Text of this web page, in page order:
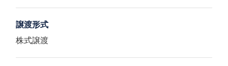
譲渡形式
株式譲渡